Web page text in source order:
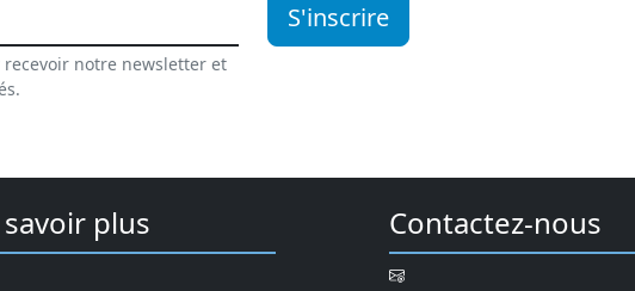
notre newsletter et
S'inscrire
savoir plus Contactez-nous